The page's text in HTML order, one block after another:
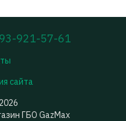
921-57-61
сайта
ГБО GazMax